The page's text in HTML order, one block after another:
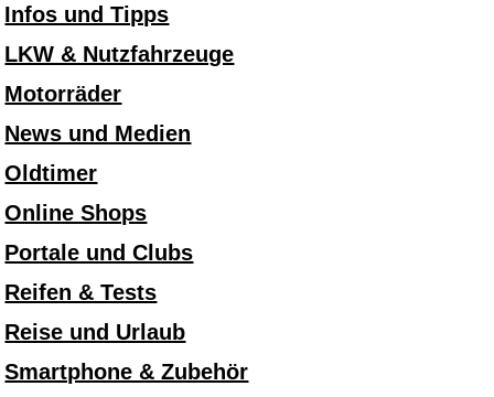
Infos und Tipps
LKW & Nutzfahrzeuge
Motorräder
News und Medien
Oldtimer
Online Shops
Portale und Clubs
Reifen & Tests
Reise und Urlaub
Smartphone & Zubehör